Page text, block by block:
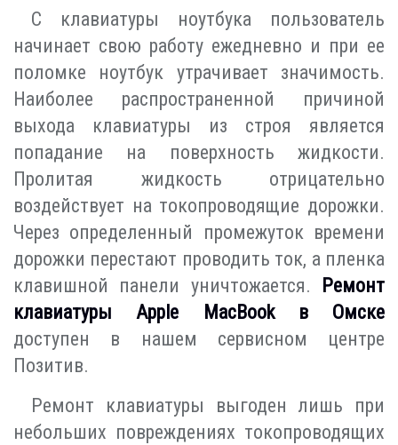
С клавиатуры ноутбука пользователь
начинает свою работу ежедневно и при ее
поломке ноутбук утрачивает значимость.
Наиболее распространенной причиной
выхода клавиатуры из строя является
попадание на поверхность жидкости.
Пролитая жидкость отрицательно
воздействует на токопроводящие дорожки.
Через определенный промежуток времени
дорожки перестают проводить ток, а пленка
клавишной панели уничтожается.
Ремонт
клавиатуры Apple MacBook в Омске
доступен в нашем сервисном центре
Позитив.
Ремонт клавиатуры выгоден лишь при
небольших повреждениях токопроводящих